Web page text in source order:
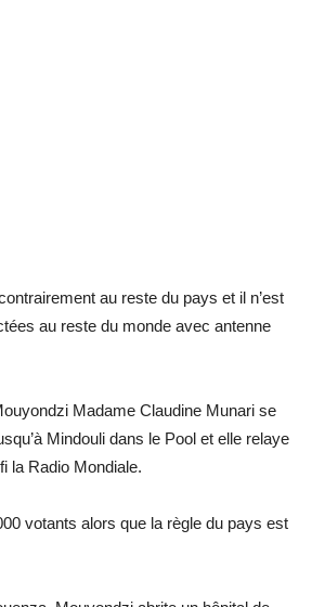
au reste du pays et il n’est
au reste du monde avec antenne
Madame Claudine Munari se
Mindouli dans le Pool et elle relaye
la Radio Mondiale.
votants alors que la règle du pays est